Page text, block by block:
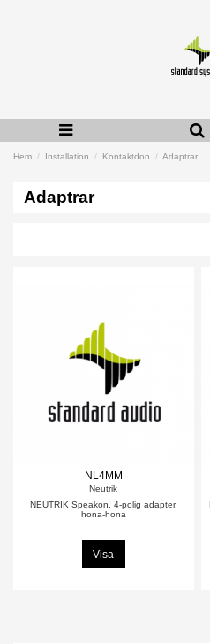
Hem Installation Kontaktdon Adaptrar
Adaptrar
NL4MM
Neutrik
NEUTRIK Speakon, 4-polig adapter,
hona-hona
Visa